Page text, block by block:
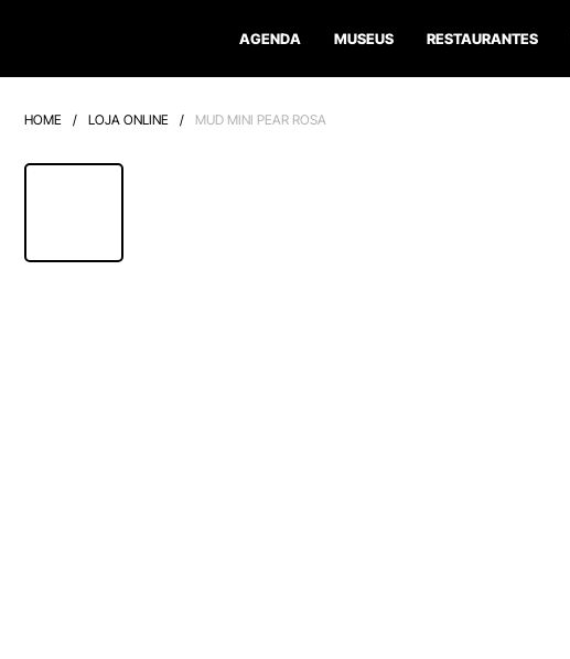
AGENDA MUSEUS RESTAURANTES
HOME / LOJA ONLINE / MUD MINI PEAR ROSA